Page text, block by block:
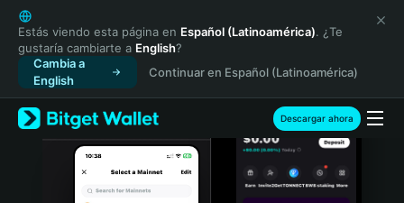
English
日本語
Tiếng Việt
Русский
Español (Latinoamérica)
Türkçe
Italiano
Estás viendo esta página en Español (Latinoamérica). ¿Te
gustaría cambiarte a English?
Cambia a
English
Continuar en Español (Latinoamérica)
Descargar ahora